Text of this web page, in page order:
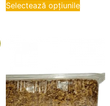
Selectează opțiunile